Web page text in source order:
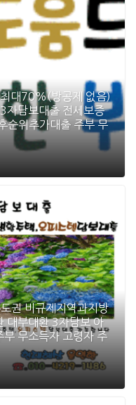
대70%(방공제 없음)
자담보대출 전세보증
순위추가대출 주부 무
권 비규제지역과지방
대부대환 3자담보 아
무소득자 고령자 주